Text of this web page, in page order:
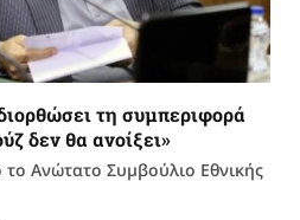
τη συμπεριφορά
δεν θα ανοίξει»
Ανώτατο Συμβούλιο Εθνικής